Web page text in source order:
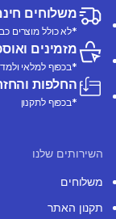
משלוחים חינם
*לא כולל מוצרים
מזמינים
*בכפוף למלאי
החלפות והחזרות חינם עד
*בכפוף לתקנון
השירותים שלנו
משלוחים
תקנון האתר